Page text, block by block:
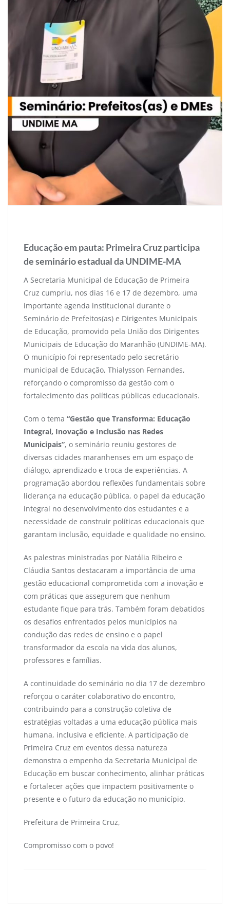
Educação em pauta: Primeira Cruz participa
de seminário estadual da UNDIME-MA
A Secretaria Municipal de Educação de Primeira
Cruz cumpriu, nos dias 16 e 17 de dezembro, uma
importante agenda institucional durante o
Seminário de Prefeitos(as) e Dirigentes Municipais
de Educação, promovido pela União dos Dirigentes
Municipais de Educação do Maranhão (UNDIME-MA).
O município foi representado pelo secretário
municipal de Educação, Thialysson Fernandes,
reforçando o compromisso da gestão com o
fortalecimento das políticas públicas educacionais.
Com o tema “Gestão que Transforma: Educação
Integral, Inovação e Inclusão nas Redes
Municipais”, o seminário reuniu gestores de
diversas cidades maranhenses em um espaço de
diálogo, aprendizado e troca de experiências. A
programação abordou reflexões fundamentais sobre
liderança na educação pública, o papel da educação
integral no desenvolvimento dos estudantes e a
necessidade de construir políticas educacionais que
garantam inclusão, equidade e qualidade no ensino.
As palestras ministradas por Natália Ribeiro e
Cláudia Santos destacaram a importância de uma
gestão educacional comprometida com a inovação e
com práticas que assegurem que nenhum
estudante fique para trás. Também foram debatidos
os desafios enfrentados pelos municípios na
condução das redes de ensino e o papel
transformador da escola na vida dos alunos,
professores e famílias.
A continuidade do seminário no dia 17 de dezembro
reforçou o caráter colaborativo do encontro,
contribuindo para a construção coletiva de
estratégias voltadas a uma educação pública mais
humana, inclusiva e eficiente. A participação de
Primeira Cruz em eventos dessa natureza
demonstra o empenho da Secretaria Municipal de
Educação em buscar conhecimento, alinhar práticas
e fortalecer ações que impactem positivamente o
presente e o futuro da educação no município.
Prefeitura de Primeira Cruz,
Compromisso com o povo!